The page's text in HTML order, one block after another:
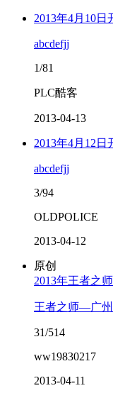
2013年4月10
abcdefjj
1/81
PLC酷客
2013-04-13
2013年4月12
abcdefjj
3/94
OLDPOLICE
2013-04-12
原创
2013年王者之
王者之师—广
31/514
ww19830217
2013-04-11